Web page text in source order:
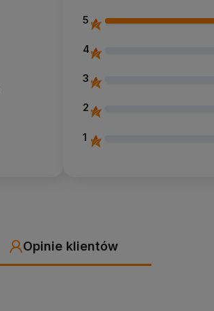
5
4
3
2
1
Opinie klientów